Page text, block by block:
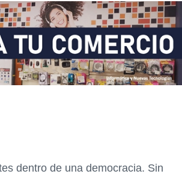
dentro de una democracia. Sin